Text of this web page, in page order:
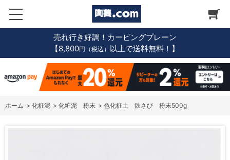
売れ行き好調！カービングプレーン
【8,800円（税込） 以上で送料無料！】
ホーム > 化粧泥 > 化粧泥 粉末 > 色化粧土 鉄さび 粉末500g